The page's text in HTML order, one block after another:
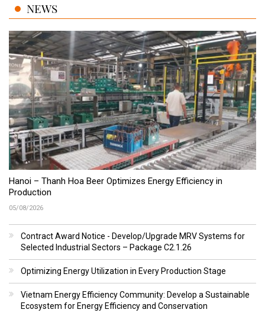
NEWS
Hanoi – Thanh Hoa Beer Optimizes Energy Efficiency in
Production
05/08/2026
Contract Award Notice - Develop/Upgrade MRV Systems for
Selected Industrial Sectors – Package C2.1.26
Optimizing Energy Utilization in Every Production Stage
Vietnam Energy Efficiency Community: Develop a Sustainable
Ecosystem for Energy Efficiency and Conservation